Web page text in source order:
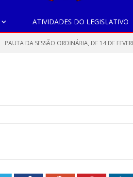
ATIVIDADES DO LEGISLATIVO
PAUTA DA SESSÃO ORDINÁRIA, DE 14 DE